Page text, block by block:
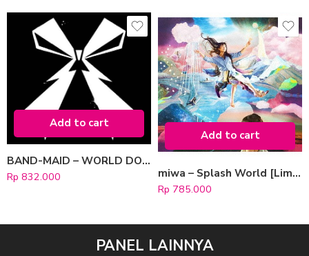
Add to cart
BAND-MAID – WORLD DOMINATION [Limited Edition B]
Rp 832.000
Add to cart
miwa – Splash World [Limited Edition]
Rp 785.000
PANEL LAINNYA